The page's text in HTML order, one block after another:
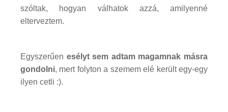
szóltak, hogyan válhatok azzá, amilyenné
elterveztem.
Egyszerűen esélyt sem adtam magamnak másra
gondolni, mert folyton a szemem elé került egy-egy
ilyen cetli :).